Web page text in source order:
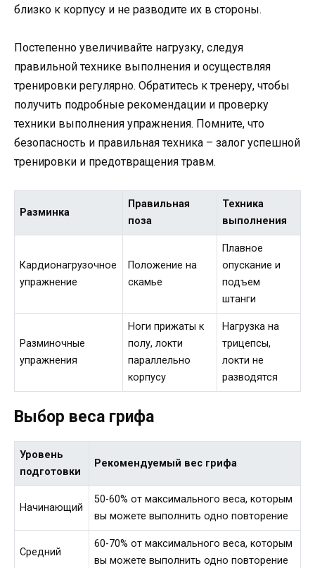
близко к корпусу и не разводите их в стороны.
Постепенно увеличивайте нагрузку, следуя
правильной технике выполнения и осуществляя
тренировки регулярно. Обратитесь к тренеру, чтобы
получить подробные рекомендации и проверку
техники выполнения упражнения. Помните, что
безопасность и правильная техника – залог успешной
тренировки и предотвращения травм.
Разминка
Правильная
поза
Техника
выполнения
Кардионагрузочное
упражнение
Положение на
скамье
Плавное
опускание и
подъем
штанги
Разминочные
упражнения
Ноги прижаты к
полу, локти
параллельно
корпусу
Нагрузка на
трицепсы,
локти не
разводятся
Выбор веса грифа
Уровень
подготовки
Рекомендуемый вес грифа
Начинающий
50-60% от максимального веса, которым
вы можете выполнить одно повторение
Средний
60-70% от максимального веса, которым
вы можете выполнить одно повторение